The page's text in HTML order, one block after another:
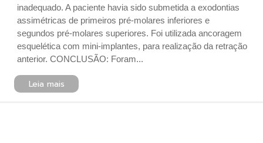
inadequado. A paciente havia sido submetida a exodontias
assimétricas de primeiros pré-molares inferiores e
segundos pré-molares superiores. Foi utilizada ancoragem
esquelética com mini-implantes, para realização da retração
anterior. CONCLUSÃO: Foram...
Leia mais